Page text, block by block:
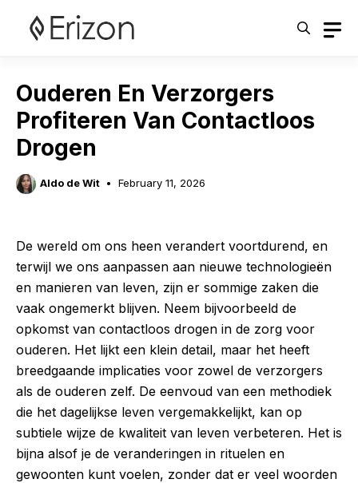
Ouderen En Verzorgers
Profiteren Van Contactloos
Drogen
Aldo de Wit February 11, 2026
De wereld om ons heen verandert voortdurend, en
terwijl we ons aanpassen aan nieuwe technologieën
en manieren van leven, zijn er sommige zaken die
vaak ongemerkt blijven. Neem bijvoorbeeld de
opkomst van contactloos drogen in de zorg voor
ouderen. Het lijkt een klein detail, maar het heeft
breedgaande implicaties voor zowel de verzorgers
als de ouderen zelf. De eenvoud van een methodiek
die het dagelijkse leven vergemakkelijkt, kan op
subtiele wijze de kwaliteit van leven verbeteren. Het is
bijna alsof je de veranderingen in rituelen en
gewoonten kunt voelen, zonder dat er veel woorden